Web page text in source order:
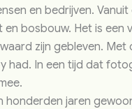
en bedrijven.
bosbouw. Het is een
zijn gebleven. Met
had. In een tijd dat
honderden jaren